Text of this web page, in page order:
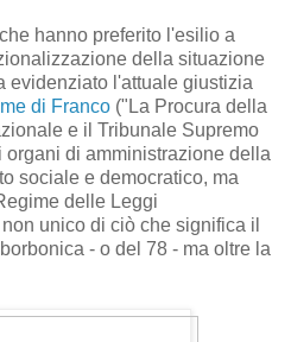
hanno preferito l'esilio a
della situazione
evidenziato l'attuale giustizia
di Franco ("La Procura della
e il Tribunale Supremo
organi di amministrazione della
sociale e democratico, ma
delle Leggi
unico di ciò che significa il
- o del 78 - ma oltre la